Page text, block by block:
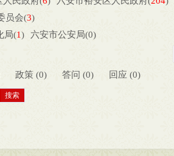
员会(3)
局(1) 六安市公安局(0)
安市乡村振兴局）(
六安市市场监督管理局(
政策 (0) 答问 (0) 回应 (0)